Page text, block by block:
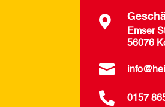

Emser
56076

 0157